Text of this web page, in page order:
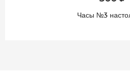
Часы №3